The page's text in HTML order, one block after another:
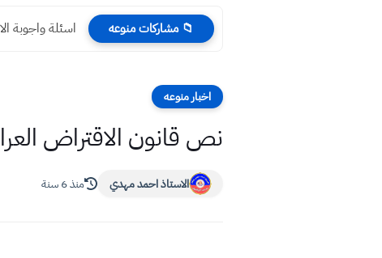
📁 مشاركات منوعه اسئلة واجوبة الانكليزي
اخبار منوعه
نص قانون الاقتراض العراقي 2020 بسبب الازمة مجلس النواب
الاستاذ احمد مهدي منذ 6 سنة